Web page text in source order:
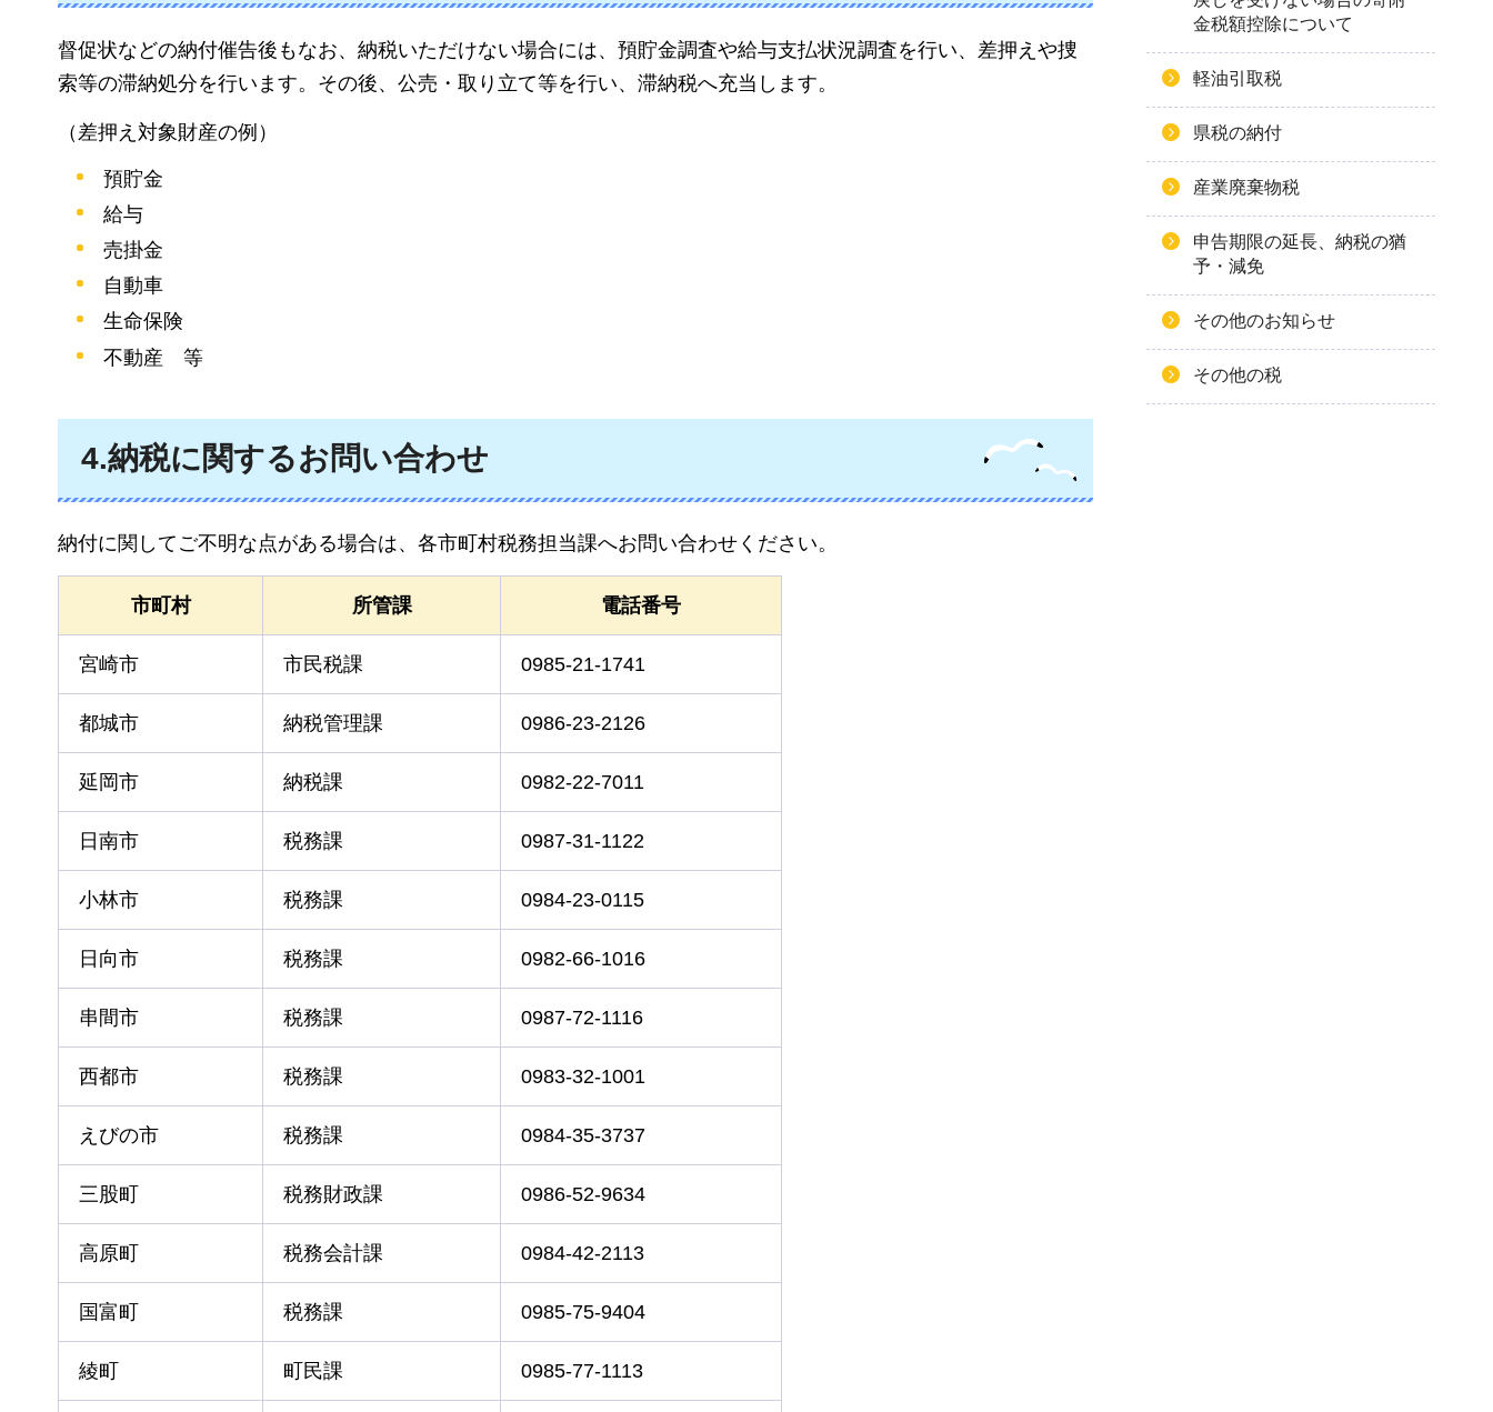
督促状などの納付催告後もなお、納税いただけない場合には、預貯金調査や給与支払状況調査を行い、差押えや捜
索等の滞納処分を行います。その後、公売・取り立て等を行い、滞納税へ充当します。
（差押え対象財産の例）
預貯金
給与
売掛金
自動車
生命保険
不動産
等
4.納税に関するお問い合わせ
納付に関してご不明な点がある場合は、各市町村税務担当課へお問い合わせください。
市町村 所管課 電話番号
宮崎市 市民税課 0985-21-1741
都城市 納税管理課 0986-23-2126
延岡市 納税課 0982-22-7011
日南市 税務課 0987-31-1122
小林市 税務課 0984-23-0115
日向市 税務課 0982-66-1016
串間市 税務課 0987-72-1116
西都市 税務課 0983-32-1001
えびの市 税務課 0984-35-3737
三股町 税務財政課 0986-52-9634
高原町 税務会計課 0984-42-2113
国富町 税務課 0985-75-9404
綾町 町民課 0985-77-1113
金税額控除について
軽油引取税
県税の納付
産業廃棄物税
申告期限の延長、納税の猶
予・減免
その他のお知らせ
その他の税